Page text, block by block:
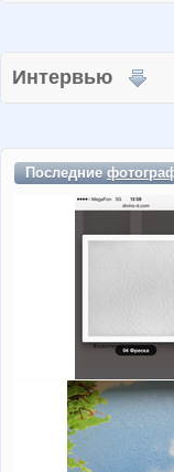
Интервью
Последние